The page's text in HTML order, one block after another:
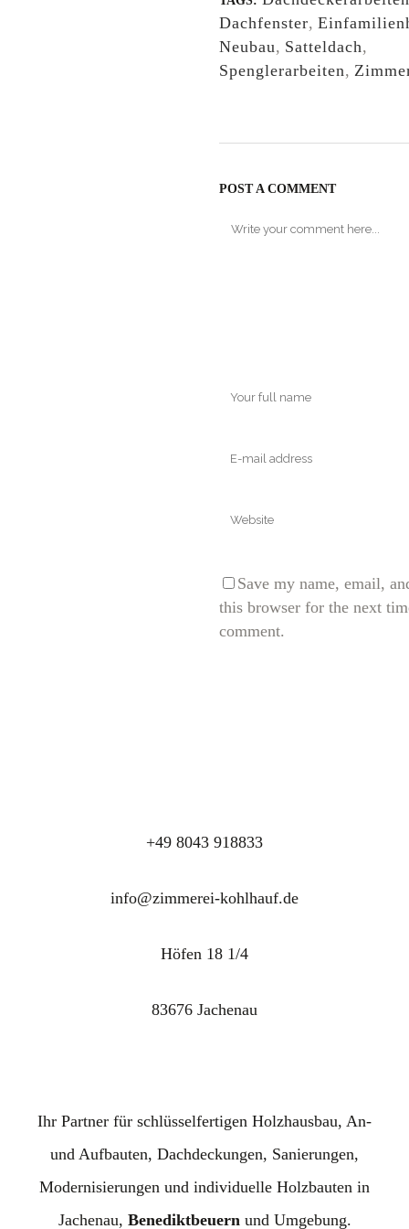
Dachfenster,
Neubau, Satteldach,
Spenglerarbeiten,
POST A COMMENT
Save my name, email,
this browser for the next
comment.
+49 8043 918833
info@zimmerei-kohlhauf.de
Höfen 18 1/4
83676 Jachenau
Ihr Partner für schlüsselfertigen Holzhausbau, An-
und Aufbauten, Dachdeckungen, Sanierungen,
Modernisierungen und individuelle Holzbauten in
Jachenau, Benediktbeuernund Umgebung.